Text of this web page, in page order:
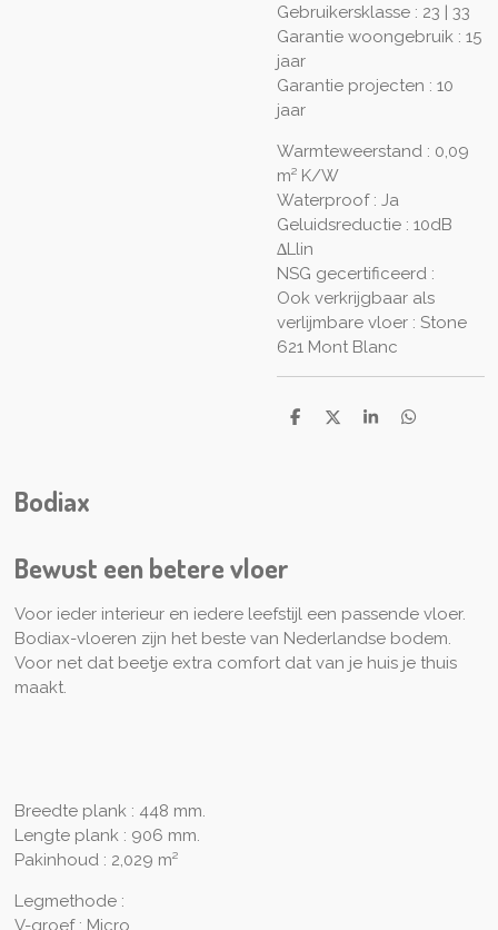
Gebruikersklasse : 23 | 33
Garantie woongebruik : 15
jaar
Garantie projecten : 10
jaar
Warmteweerstand : 0,09
m² K/W
Waterproof : Ja
Geluidsreductie : 10dB
∆Llin
NSG gecertificeerd :
Ook verkrijgbaar als
verlijmbare vloer : Stone
621 Mont Blanc
D
D
S
D
Bodiax
Bewust een betere vloer
Voor ieder interieur en iedere leefstijl een passende vloer.
Bodiax-vloeren zijn het beste van Nederlandse bodem.
Voor net dat beetje extra comfort dat van je huis je thuis
maakt.
Breedte plank : 448 mm.
Lengte plank : 906 mm.
Pakinhoud : 2,029 m²
Legmethode :
V-groef : Micro